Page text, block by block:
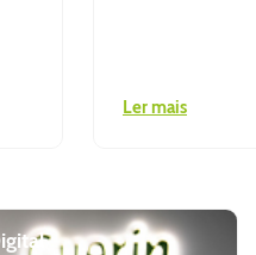
Ler mais